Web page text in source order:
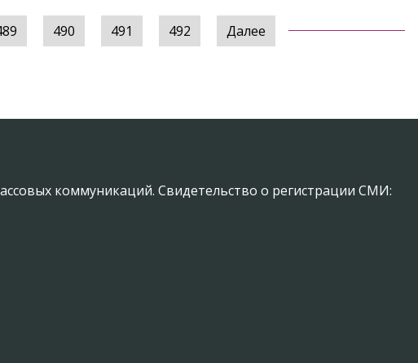
490 491 492 Далее
коммуникаций. Свидетельство о регистрации СМИ: